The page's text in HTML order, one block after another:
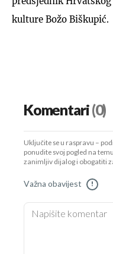
kulture Božo Biškupić.
Komentari(0)
Uključite se u raspravu –
ponudite svoj pogled na
zanimljiv dijalog i obogatiti
Važna obavijest !